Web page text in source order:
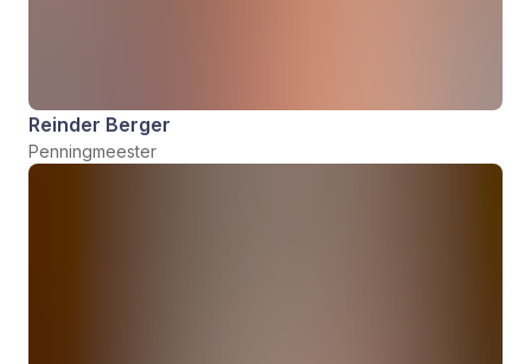
Reinder Berger
Penningmeester